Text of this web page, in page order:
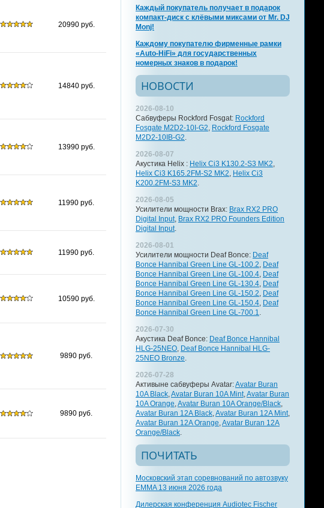
20990 руб.
14840 руб.
13990 руб.
11990 руб.
11990 руб.
10590 руб.
9890 руб.
9890 руб.
Каждый покупатель получает в подарок
компакт-диск с клёвыми миксами от Mr. DJ
Monj!
Каждому покупателю фирменные рамки
«Auto-HiFi» для государственных
номерных знаков в подарок!
НОВОСТИ
2026-08-10
Сабвуферы Rockford Fosgat: Rockford
Fosgate M2D2-10I-G2, Rockford Fosgate
M2D2-10IB-G2.
2026-08-07
Акустика Helix : Helix Ci3 K130.2-S3 MK2,
Helix Ci3 K165.2FM-S2 MK2, Helix Ci3
K200.2FM-S3 MK2.
2026-08-05
Усилители мощности Brax: Brax RX2 PRO
Digital Input, Brax RX2 PRO Founders Edition
Digital Input.
2026-08-01
Усилители мощности Deaf Bonce: Deaf
Bonce Hannibal Green Line GL-100.2, Deaf
Bonce Hannibal Green Line GL-100.4, Deaf
Bonce Hannibal Green Line GL-130.4, Deaf
Bonce Hannibal Green Line GL-150.2, Deaf
Bonce Hannibal Green Line GL-150.4, Deaf
Bonce Hannibal Green Line GL-700.1.
2026-07-30
Акустика Deaf Bonce: Deaf Bonce Hannibal
HLG-25NEO, Deaf Bonce Hannibal HLG-
25NEO Bronze.
2026-07-28
Активыне сабвуферы Avatar:Avatar Buran
10A Black,Avatar Buran 10A Mint,Avatar Buran
10A Orange,Avatar Buran 10A Orange/Black,
Avatar Buran 12A Black,Avatar Buran 12A Mint,
Avatar Buran 12A Orange,Avatar Buran 12A
Orange/Black.
ПОЧИТАТЬ
Московский этап соревнований по автозвуку
EMMA 13 июня 2026 года
Дилерская конференция Audiotec Fischer